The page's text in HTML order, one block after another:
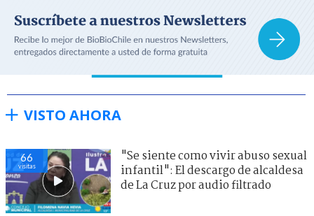
VISTO AHORA
66
visitas
"Se siente como vivir abuso sexual
infantil": El descargo de alcaldesa
de La Cruz por audio filtrado